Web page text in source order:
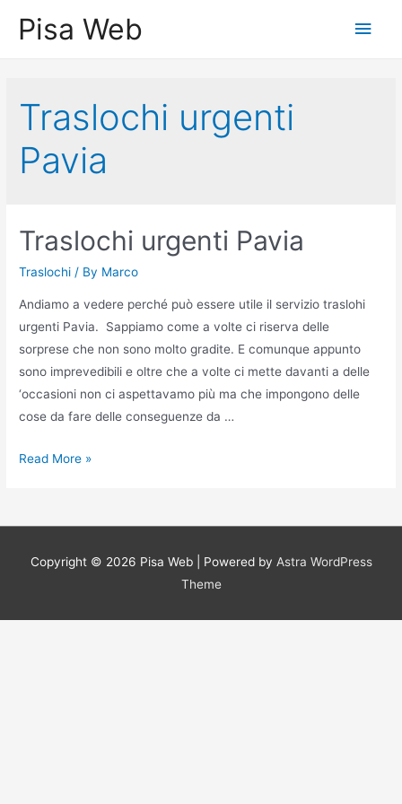
Pisa Web
Main
Traslochi urgenti
Pavia
Traslochi urgenti Pavia
Traslochi / By Marco
Andiamo a vedere perché può essere utile il servizio traslohi
urgenti Pavia. Sappiamo come a volte ci riserva delle
sorprese che non sono molto gradite. E comunque appunto
sono imprevedibili e oltre che a volte ci mette davanti a delle
‘occasioni non ci aspettavamo più ma che impongono delle
cose da fare delle conseguenze da …
Traslochi
Read More »
Copyright © 2026 Pisa Web| Powered by Astra WordPress
Theme